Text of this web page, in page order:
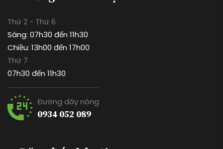
Đường dây nóng
0934 052 089
Đăng ký nhận tin
Nhận các Ưu đãi và Cập nhật của Chúng tôi Trực tiếp